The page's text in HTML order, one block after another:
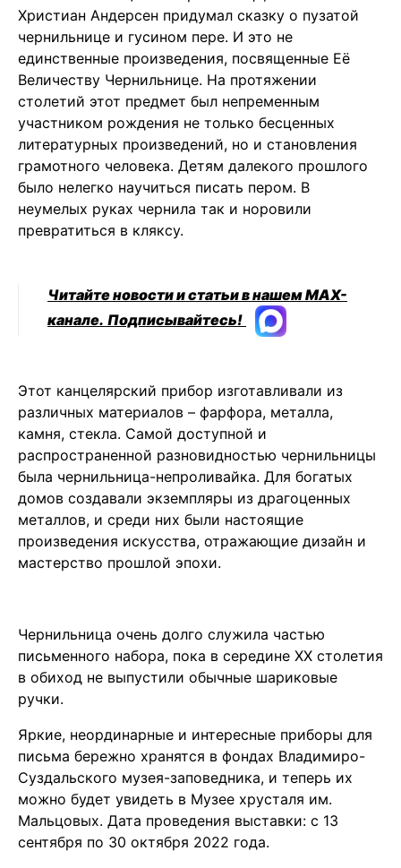
Христиан Андерсен придумал сказку о пузатой
чернильнице и гусином пере. И это не
единственные произведения, посвященные Её
Величеству Чернильнице. На протяжении
столетий этот предмет был непременным
участником рождения не только бесценных
литературных произведений, но и становления
грамотного человека. Детям далекого прошлого
было нелегко научиться писать пером. В
неумелых руках чернила так и норовили
превратиться в кляксу.
Читайте новости и статьи в нашем MAX-
канале. Подписывайтесь!
Этот канцелярский прибор изготавливали из
различных материалов – фарфора, металла,
камня, стекла. Самой доступной и
распространенной разновидностью чернильницы
была чернильница-непроливайка. Для богатых
домов создавали экземпляры из драгоценных
металлов, и среди них были настоящие
произведения искусства, отражающие дизайн и
мастерство прошлой эпохи.
Чернильница очень долго служила частью
письменного набора, пока в середине XX столетия
в обиход не выпустили обычные шариковые
ручки.
Яркие, неординарные и интересные приборы для
письма бережно хранятся в фондах Владимиро-
Суздальского музея-заповедника, и теперь их
можно будет увидеть в Музее хрусталя им.
Мальцовых. Дата проведения выставки: с 13
сентября по 30 октября 2022 года.